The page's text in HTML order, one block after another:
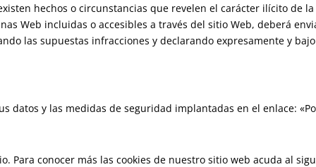
hechos o circunstancias que revelen el carácter ilícito de
Web incluidas o accesibles a través del sitio Web, deberá
las supuestas infracciones y declarando expresamente y
datos y las medidas de seguridad implantadas en el enlace:
Para conocer más las cookies de nuestro sitio web acuda al